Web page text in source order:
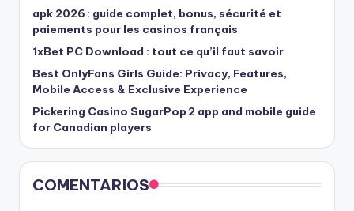
apk 2026 : guide complet, bonus, sécurité et
paiements pour les casinos français
1xBet PC Download : tout ce qu’il faut savoir
Best OnlyFans Girls Guide: Privacy, Features,
Mobile Access & Exclusive Experience
Pickering Casino SugarPop 2 app and mobile guide
for Canadian players
COMENTARIOS